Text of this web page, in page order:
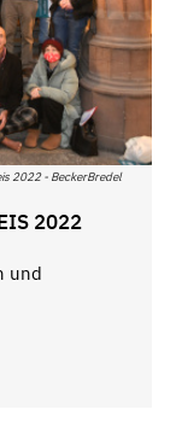
2022 - BeckerBredel
2022
und